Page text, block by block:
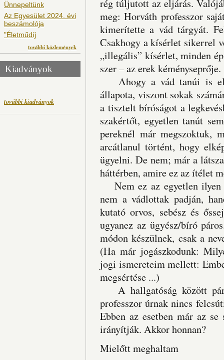
Ünnepeltünk
Az Egyesület 2024. évi
beszámolója
"Életműdíj
további közlemények
Kiadványok
további kiadványok
rég túljutott az eljárás.
meg: Horváth professzor
kimerítette a vád tárgyát.
Csakhogy a kísérlet sikerrel
„illegális” kísérlet, minden
szer – az erek kéményseprője.
Ahogy a vád tanúi is
állapota, viszont sokak
a tisztelt bíróságot a
szakértőt, egyetlen tanút
pereknél már megszoktuk,
arcátlanul történt, hogy
ügyelni. De nem; már a
háttérben, amire ez az ítélet
Nem ez az egyetlen ilyen
nem a vádlottak padján,
kutató orvos, sebész és
ugyanez az ügyész/bíró
módon készülnek, csak a
(Ha már jogászkodunk:
jogi ismereteim mellett:
megsértése ...)
A hallgatóság között
professzor úrnak nincs
Ebben az esetben már az
irányítják. Akkor honnan?
Mielőtt meghaltam